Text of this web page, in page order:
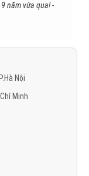
năm vừa qua! -
Nội
Minh